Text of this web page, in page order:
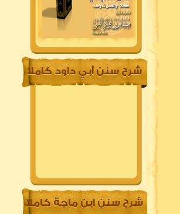
شرح سنن أبي داود كاملا
شرح سنن ابن ماجة كاملا